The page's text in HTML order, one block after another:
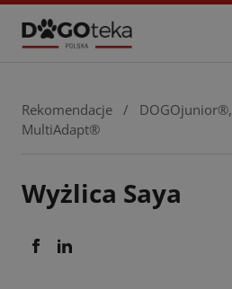
Rekomendacje / DOGOjunior®,
MultiAdapt®
Wyżlica Saya